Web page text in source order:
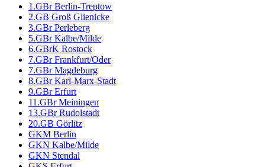
1.GBr Berlin-Treptow
2.GB Groß Glienicke
3.GBr Perleberg
5.GBr Kalbe/Milde
6.GBrK Rostock
7.GBr Frankfurt/Oder
7.GBr Magdeburg
8.GBr Karl-Marx-Stadt
9.GBr Erfurt
11.GBr Meiningen
13.GBr Rudolstadt
20.GB Görlitz
GKM Berlin
GKN Kalbe/Milde
GKN Stendal